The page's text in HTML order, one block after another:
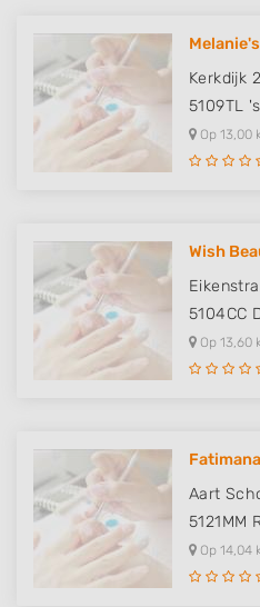
Kerkdijk
5109TL
Op 13,00
Wish
5104CC
Op 13,60
Aart
5121MM
Op 14,04